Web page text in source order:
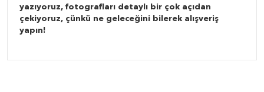
yazıyoruz, fotografları detaylı bir çok açıdan
çekiyoruz, çünkü ne geleceğini bilerek alışveriş
yapın!